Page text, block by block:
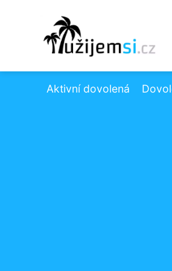
Aktivní dovolená